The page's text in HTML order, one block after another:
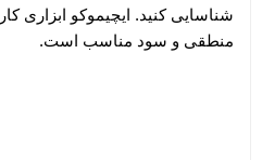
منطقی و سود مناسب است.